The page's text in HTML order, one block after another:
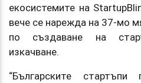
екосистемите на
вече се нарежда на 37-мо
по създаване на
изкачване.
“Българските